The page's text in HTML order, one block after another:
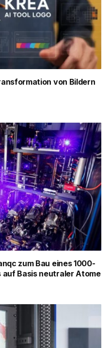
von Bildern
zum Bau eines 1000-
Basis neutraler Atome